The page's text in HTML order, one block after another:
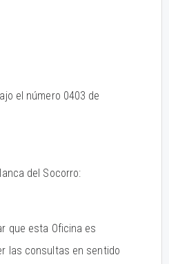
el número 0403 de
del Socorro:
que esta Oficina es
las consultas en sentido